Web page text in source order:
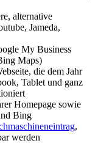
alternative
Jameda,
My Business
Maps)
die dem Jahr
Tablet und ganz
Homepage sowie
Bing
,
werden